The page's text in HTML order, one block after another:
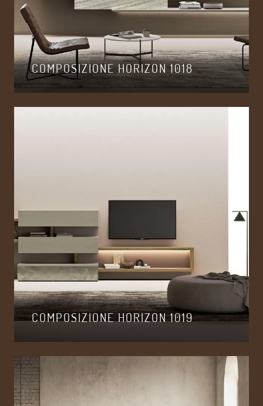
COMPOSIZIONE HORIZON 1018
COMPOSIZIONE HORIZON 1019